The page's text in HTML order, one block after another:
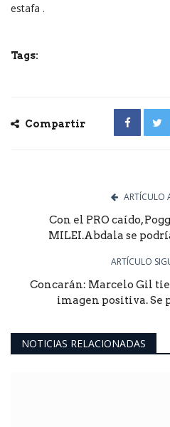
estafa .
Tags:
Compartir
ARTÍCULO
Con el PRO caído,
MILEI.Abdala se
ARTÍCULO
Concarán: Marcelo Gil
imagen positiva. Se
NOTICIAS RELACIONADAS